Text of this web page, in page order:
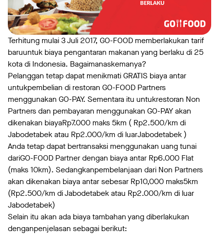
Terhitung mulai 3 Juli 2017, GO-FOOD memberlakukan tarif
baruuntuk biaya pengantaran makanan yang berlaku di 25
kota di Indonesia. Bagaimanaskemanya?
Pelanggan tetap dapat menikmati GRATIS biaya antar
untukpembelian di restoran GO-FOOD Partners
menggunakan GO-PAY. Sementara itu untukrestoran Non
Partners dan pembayaran menggunakan GO-PAY akan
dikenakan biayaRp7.000 maks 5km ( Rp2.500/km di
Jabodetabek atau Rp2.000/km di luarJabodetabek )
Anda tetap dapat bertransaksi menggunakan uang tunai
dariGO-FOOD Partner dengan biaya antar Rp6.000 Flat
(maks 10km). Sedangkanpembelanjaan dari Non Partners
akan dikenakan biaya antar sebesar Rp10,000 maks5km
(Rp2.500/km di Jabodetabek atau Rp2.000/km di luar
Jabodetabek)
Selain itu akan ada biaya tambahan yang diberlakukan
denganpenjelasan sebagai berikut: